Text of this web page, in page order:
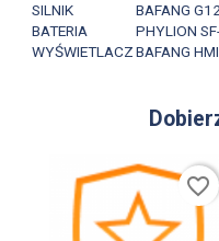
SILNIK
BAFANG
BATERIA
PHYLION
WYŚWIETLACZBAFANG
favorite_border